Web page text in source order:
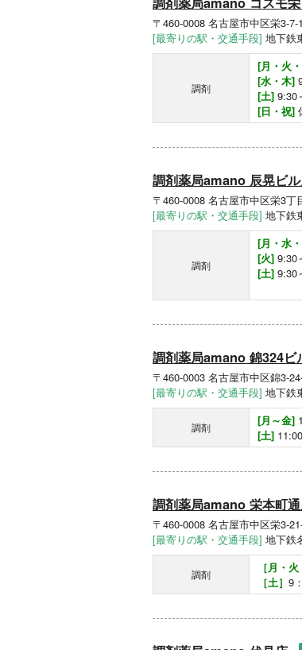
〒460-0008 名古屋市中区栄3-
[最寄りの駅・交通手段] 地下鉄
調剤
[月・火
[水・木]
[土] 9:30
[日・祝]
調剤薬局amano 辰晃ビ
〒460-0008 名古屋市中区栄3
[最寄りの駅・交通手段] 地下鉄
調剤
[月・水
[火] 9:30
[土] 9:30
調剤薬局amano 錦324ビ
〒460-0003 名古屋市中区錦3-
[最寄りの駅・交通手段] 地下鉄
調剤 [月～金]
[土]
調剤薬局amano 栄本町
〒460-0008 名古屋市中区栄3-
[最寄りの駅・交通手段] 地下鉄
調剤 ［月・
［土］ 9